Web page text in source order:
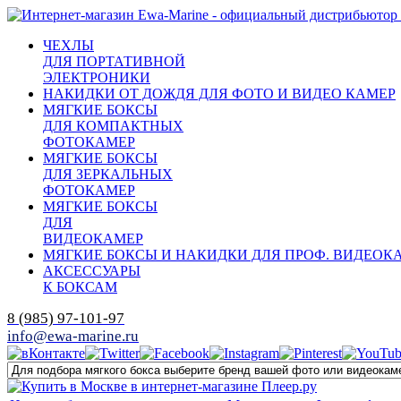
ЧЕХЛЫ
ДЛЯ ПОРТАТИВНОЙ
ЭЛЕКТРОНИКИ
НАКИДКИ ОТ ДОЖДЯ ДЛЯ ФОТО И ВИДЕО КАМЕР
МЯГКИЕ БОКСЫ
ДЛЯ КОМПАКТНЫХ
ФОТОКАМЕР
МЯГКИЕ БОКСЫ
ДЛЯ ЗЕРКАЛЬНЫХ
ФОТОКАМЕР
МЯГКИЕ БОКСЫ
ДЛЯ
ВИДЕОКАМЕР
МЯГКИЕ БОКСЫ И НАКИДКИ ДЛЯ ПРОФ.
АКСЕССУАРЫ
К БОКСАМ
8 (985) 97-101-97
info@ewa-marine.ru